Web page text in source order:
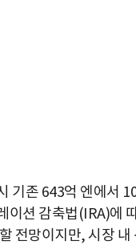
기존 643억 엔에서
이션 감축법(IRA)에
전망이지만, 시장